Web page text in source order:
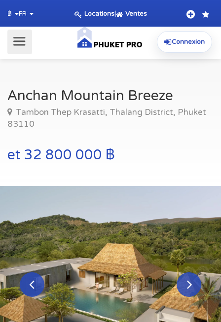
฿ FR Locations| Ventes
Connexion
Anchan Mountain Breeze
Tambon Thep Krasatti, Thalang District, Phuket
83110
et 32 800 000 ฿